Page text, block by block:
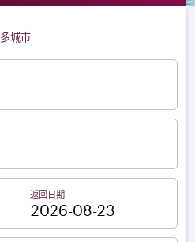
多城市
返回日期